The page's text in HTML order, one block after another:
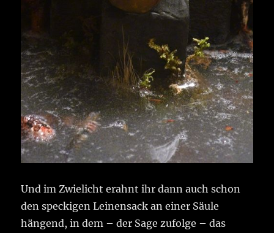
Und im Zwielicht erahnt ihr dann auch schon
den speckigen Leinensack an einer Säule
hängend, in dem – der Sage zufolge – das